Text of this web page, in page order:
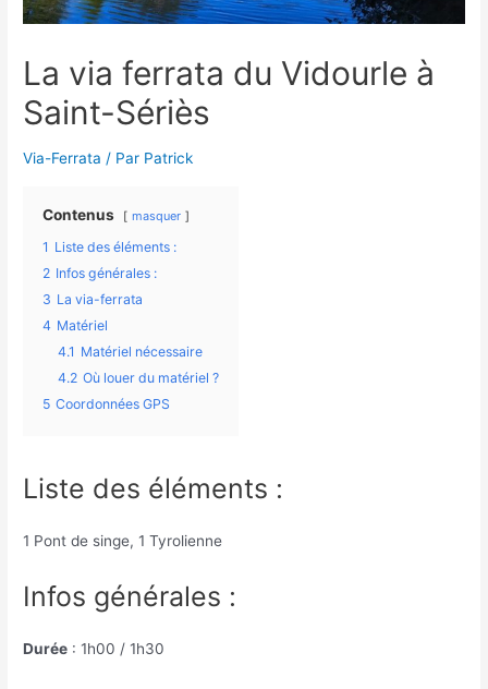
La via ferrata du Vidourle à
Saint-Sériès
Via-Ferrata / Par Patrick
Contenus masquer
1 Liste des éléments :
2 Infos générales :
3 La via-ferrata
4 Matériel
4.1 Matériel nécessaire
4.2 Où louer du matériel ?
5 Coordonnées GPS
Liste des éléments :
1 Pont de singe, 1 Tyrolienne
Infos générales :
Durée : 1h00 / 1h30